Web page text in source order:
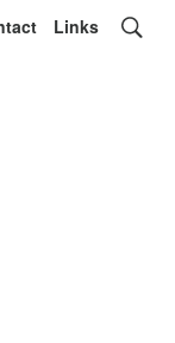
Links